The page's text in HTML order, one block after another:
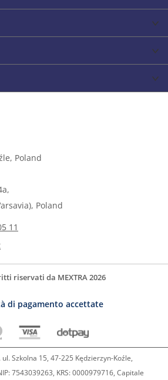
Poland
Poland
11
riservati da MEXTRA 2026
di pagamento accettate
ul. Szkolna 15, 47-225 Kędzierzyn-Koźle,
7543039263, KRS: 0000979716, Capitale